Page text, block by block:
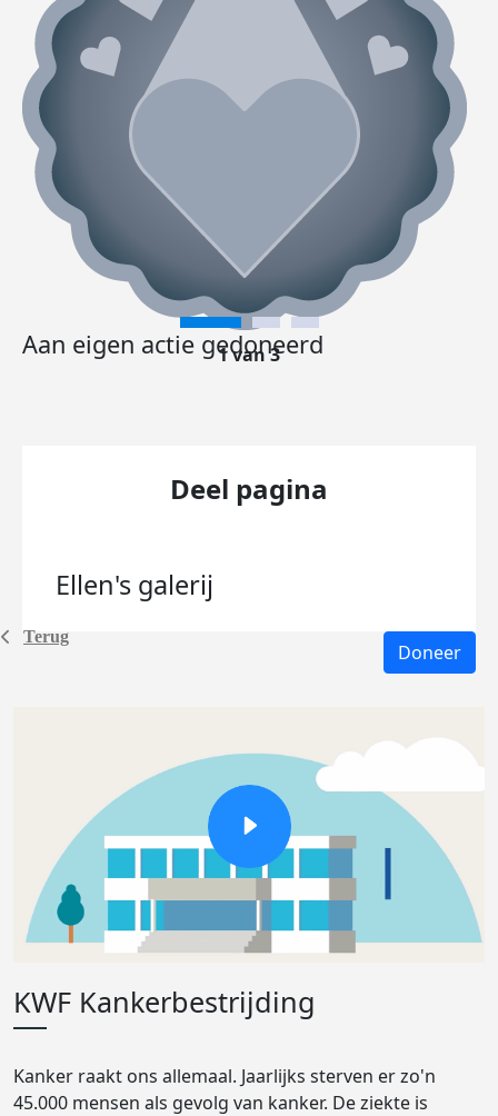
Terug
Aan eigen actie gedoneerd
1 van 3
Deel pagina
Ellen's galerij
Doneer
KWF Kankerbestrijding
Kanker raakt ons allemaal. Jaarlijks sterven er zo'n
45.000 mensen als gevolg van kanker. De ziekte is